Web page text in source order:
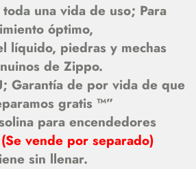
una vida de uso; Para
óptimo,
líquido, piedras y mechas
de Zippo.
Garantía de por vida de que
gratis ™”
para encendedores
(Se vende por separado)
sin llenar.